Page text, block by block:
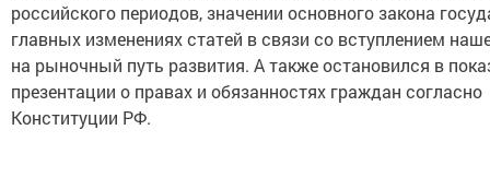
российского периодов, значении основного закона
главных изменениях статей в связи со вступлением
на рыночный путь развития. А также остановился в
презентации о правах и обязанностях граждан согласно
Конституции РФ.